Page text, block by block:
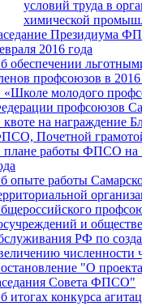
условий труда в
химической
Президиума
2016 года
обеспечении
профсоюзов в 2016
молодого
профсоюзов
на награждение
Почетной
работы ФПСО на
опыте работы
и
РФ по
численности
"О
Совета ФПСО"
итогах конкурса